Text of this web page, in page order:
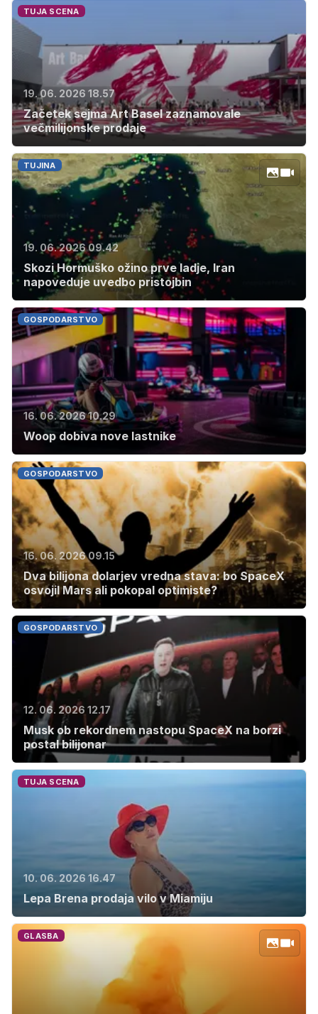
TUJA SCENA
19. 06. 2026 18.57
Začetek sejma Art Basel zaznamovale
večmilijonske prodaje
TUJINA
19. 06. 2026 09.42
Skozi Hormuško ožino prve ladje, Iran
napoveduje uvedbo pristojbin
GOSPODARSTVO
16. 06. 2026 10.29
Woop dobiva nove lastnike
GOSPODARSTVO
16. 06. 2026 09.15
Dva bilijona dolarjev vredna stava: bo SpaceX
osvojil Mars ali pokopal optimiste?
GOSPODARSTVO
12. 06. 2026 12.17
Musk ob rekordnem nastopu SpaceX na borzi
postal bilijonar
TUJA SCENA
10. 06. 2026 16.47
Lepa Brena prodaja vilo v Miamiju
GLASBA